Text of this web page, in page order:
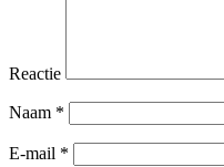
Reactie
Naam *
E-mail *